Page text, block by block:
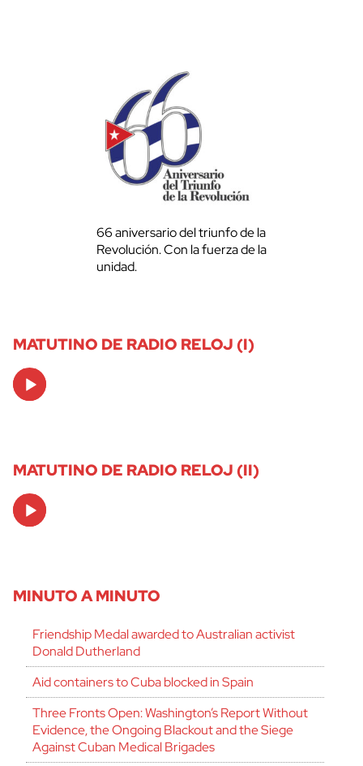
66 aniversario del triunfo de la
Revolución. Con la fuerza de la
unidad.
MATUTINO DE RADIO RELOJ (I)
Audio
Player
MATUTINO DE RADIO RELOJ (II)
Audio
Player
MINUTO A MINUTO
Friendship Medal awarded to Australian activist
Donald Dutherland
Aid containers to Cuba blocked in Spain
Three Fronts Open: Washington’s Report Without
Evidence, the Ongoing Blackout and the Siege
Against Cuban Medical Brigades